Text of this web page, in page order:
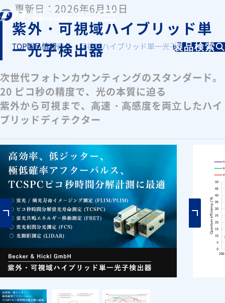
TOP製品情報紫外・可視域ハイブリッド単一光子検出器
更新日：2026年6月10日
紫外・可視域ハイブリッド単
一光子検出器
次世代フォトンカウンティングのスタンダード。
20 ピコ秒の精度で、光の本質に迫る
紫外から可視まで、⾼速・⾼感度を両⽴したハイ
ブリッドディテクター
製品検索